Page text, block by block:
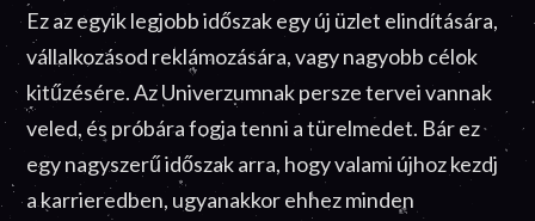
Ez az egyik legjobb időszak egy új üzlet elindítására,
vállalkozásod reklámozására, vagy nagyobb célok
kitűzésére. Az Univerzumnak persze tervei vannak
veled, és próbára fogja tenni a türelmedet. Bár ez
egy nagyszerű időszak arra, hogy valami újhoz kezdj
a karrieredben, ugyanakkor ehhez minden